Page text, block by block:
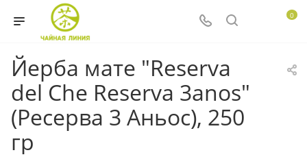
0
Йерба мате "Reserva
del Che Reserva 3anos"
(Ресерва 3 Аньос), 250
гр